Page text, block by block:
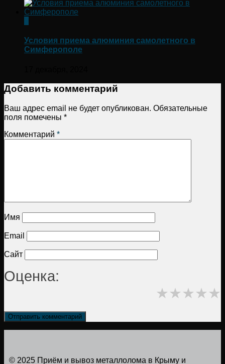
Условия приема алюминия самолетного в
Симферополе
Добавить комментарий
Ваш адрес email не будет опубликован. Обязательные
поля помечены *
Комментарий *
Имя
Email
Сайт
Оценка:
★
★
★
★
★
© 2025 Приём и вывоз металлолома в Крыму и